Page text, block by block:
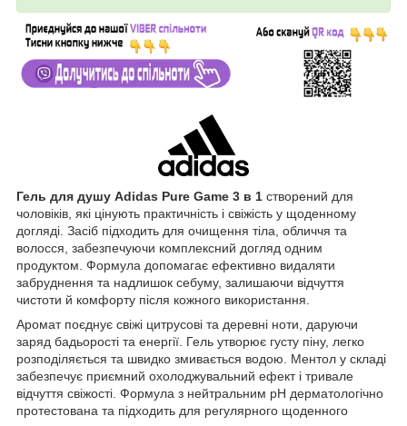
Гель для душу Adidas Pure Game 3 в 1 створений для
чоловіків, які цінують практичність і свіжість у щоденному
догляді. Засіб підходить для очищення тіла, обличчя та
волосся, забезпечуючи комплексний догляд одним
продуктом. Формула допомагає ефективно видаляти
забруднення та надлишок себуму, залишаючи відчуття
чистоти й комфорту після кожного використання.
Аромат поєднує свіжі цитрусові та деревні ноти, даруючи
заряд бадьорості та енергії. Гель утворює густу піну, легко
розподіляється та швидко змивається водою. Ментол у складі
забезпечує приємний охолоджувальний ефект і тривале
відчуття свіжості. Формула з нейтральним pH дерматологічно
протестована та підходить для регулярного щоденного